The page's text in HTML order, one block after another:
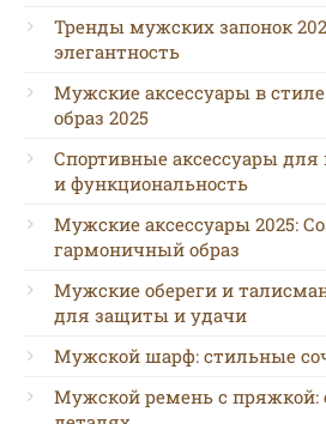
Тренды мужских запонок
элегантность
Мужские аксессуары в стиле
образ 2025
Спортивные аксессуары
и функциональность
Мужские аксессуары 2025:
гармоничный образ
Мужские обереги и
для защиты и удачи
Мужской шарф: стильные
Мужской ремень с пряжкой: